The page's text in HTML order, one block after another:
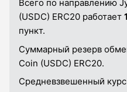
Всего по направлению
(USDC) ERC20 работает 1
пункт.
Суммарный резерв
Coin (USDC) ERC20.
Средневзвешенный